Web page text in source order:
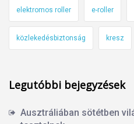
elektromos roller e-roller
közlekedésbiztonság kresz
Legutóbbi bejegyzések
Ausztráliában sötétben